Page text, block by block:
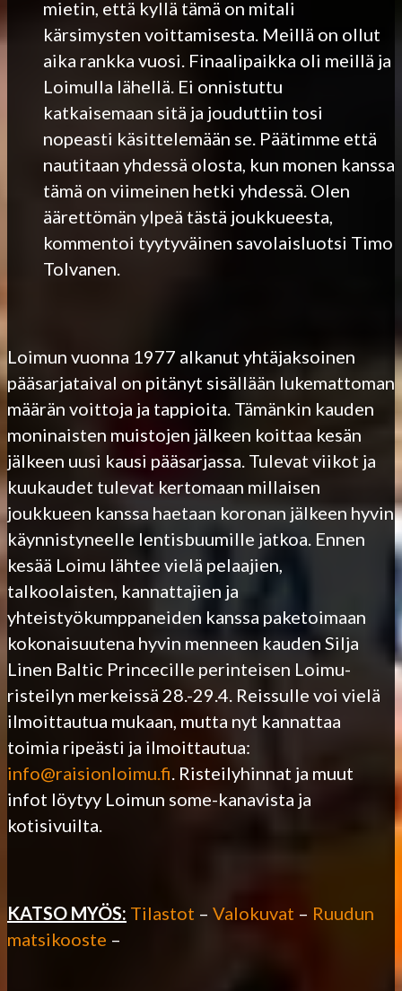
mietin, että kyllä tämä on mitali
kärsimysten voittamisesta. Meillä on ollut
aika rankka vuosi. Finaalipaikka oli meillä ja
Loimulla lähellä. Ei onnistuttu
katkaisemaan sitä ja jouduttiin tosi
nopeasti käsittelemään se. Päätimme että
nautitaan yhdessä olosta, kun monen kanssa
tämä on viimeinen hetki yhdessä. Olen
äärettömän ylpeä tästä joukkueesta,
kommentoi tyytyväinen savolaisluotsi Timo
Tolvanen.
Loimun vuonna 1977 alkanut yhtäjaksoinen
pääsarjataival on pitänyt sisällään lukemattoman
määrän voittoja ja tappioita. Tämänkin kauden
moninaisten muistojen jälkeen koittaa kesän
jälkeen uusi kausi pääsarjassa. Tulevat viikot ja
kuukaudet tulevat kertomaan millaisen
joukkueen kanssa haetaan koronan jälkeen hyvin
käynnistyneelle lentisbuumille jatkoa. Ennen
kesää Loimu lähtee vielä pelaajien,
talkoolaisten, kannattajien ja
yhteistyökumppaneiden kanssa paketoimaan
kokonaisuutena hyvin menneen kauden Silja
Linen Baltic Princecille perinteisen Loimu-
risteilyn merkeissä 28.-29.4. Reissulle voi vielä
ilmoittautua mukaan, mutta nyt kannattaa
toimia ripeästi ja ilmoittautua:
info@raisionloimu.fi. Risteilyhinnat ja muut
infot löytyy Loimun some-kanavista ja
kotisivuilta.
KATSO MYÖS: Tilastot – Valokuvat – Ruudun
matsikooste –